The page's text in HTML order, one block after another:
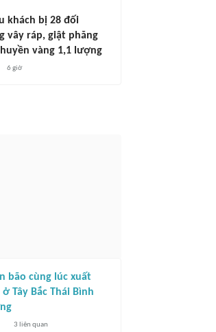
khách bị 28 đối
vây ráp, giật phăng
vàng 1,1 lượng
6 giờ
bão cùng lúc xuất
ở Tây Bắc Thái Bình
3 liên quan